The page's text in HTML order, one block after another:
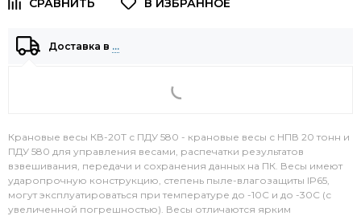
Доставка в …
Крановые весы КВ-20Т с ПДУ 580 - крановые весы с НПВ 20 тонн и
ПДУ 580 для управления весами, распечатки результатов
взвешивания, передачи и сохранения данных на ПК. Весы имеют
ударопрочную конструкцию, степень пыле-влагозащиты IP65,
могут эксплуатироваться при температуре до -10С и до -30С (с
увеличенной погрешностью). Весы отличаются ярким